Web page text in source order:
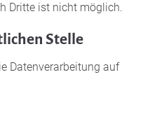
Dritte ist nicht möglich.
Stelle
Datenverarbeitung auf